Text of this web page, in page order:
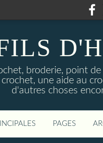
broderie, point
une aide au
d'autres choses
PAGES